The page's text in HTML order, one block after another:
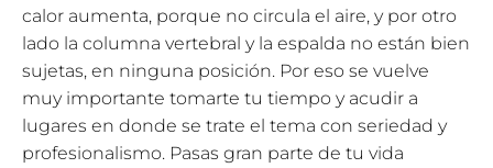
calor aumenta, porque no circula el aire, y por otro
lado la columna vertebral y la espalda no están bien
sujetas, en ninguna posición. Por eso se vuelve
muy importante tomarte tu tiempo y acudir a
lugares en donde se trate el tema con seriedad y
profesionalismo. Pasas gran parte de tu vida